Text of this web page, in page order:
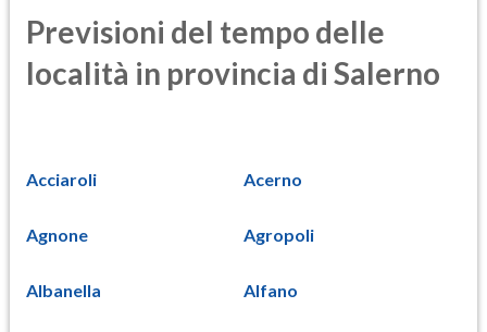
Previsioni del tempo delle
località in provincia di Salerno
Acciaroli Acerno
Agnone Agropoli
Albanella Alfano